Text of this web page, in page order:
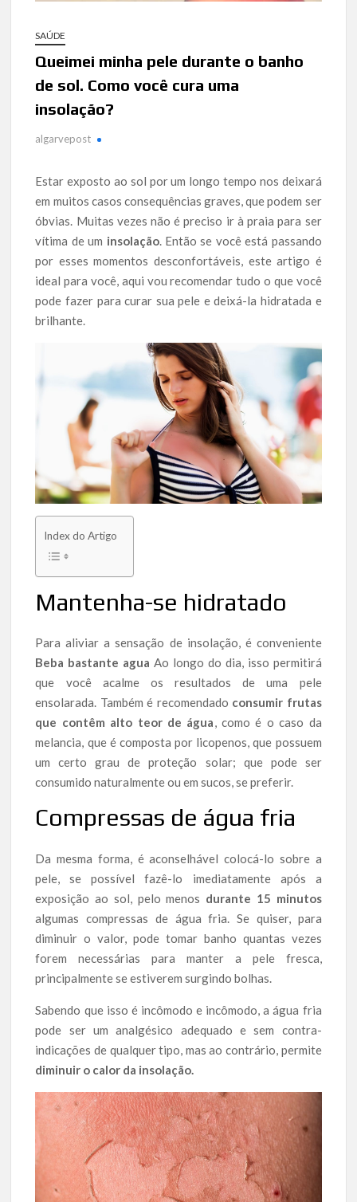
SAÚDE
Queimei minha pele durante o banho
de sol. Como você cura uma
insolação?
algarvepost
Estar exposto ao sol por um longo tempo nos deixará
em muitos casos consequências graves, que podem ser
óbvias. Muitas vezes não é preciso ir à praia para ser
vítima de um insolação. Então se você está passando
por esses momentos desconfortáveis, este artigo é
ideal para você, aqui vou recomendar tudo o que você
pode fazer para curar sua pele e deixá-la hidratada e
brilhante.
Index do Artigo
Mantenha-se hidratado
Para aliviar a sensação de insolação, é conveniente
Beba bastante agua Ao longo do dia, isso permitirá
que você acalme os resultados de uma pele
ensolarada. Também é recomendado consumir frutas
que contêm alto teor de água, como é o caso da
melancia, que é composta por licopenos, que possuem
um certo grau de proteção solar; que pode ser
consumido naturalmente ou em sucos, se preferir.
Compressas de água fria
Da mesma forma, é aconselhável colocá-lo sobre a
pele, se possível fazê-lo imediatamente após a
exposição ao sol, pelo menos durante 15 minutos
algumas compressas de água fria. Se quiser, para
diminuir o valor, pode tomar banho quantas vezes
forem necessárias para manter a pele fresca,
principalmente se estiverem surgindo bolhas.
Sabendo que isso é incômodo e incômodo, a água fria
pode ser um analgésico adequado e sem contra-
indicações de qualquer tipo, mas ao contrário, permite
diminuir o calor da insolação.